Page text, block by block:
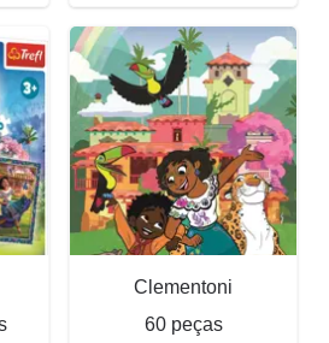
Clementoni
60 peças